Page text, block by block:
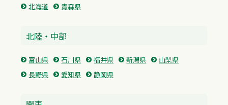
北海道 青森県
北陸・中部
富山県 石川県 福井県 新潟県
山梨県
長野県
愛知県 静岡県